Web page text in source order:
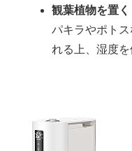
観葉植物を置く
パキラやポト
れる上、湿度を